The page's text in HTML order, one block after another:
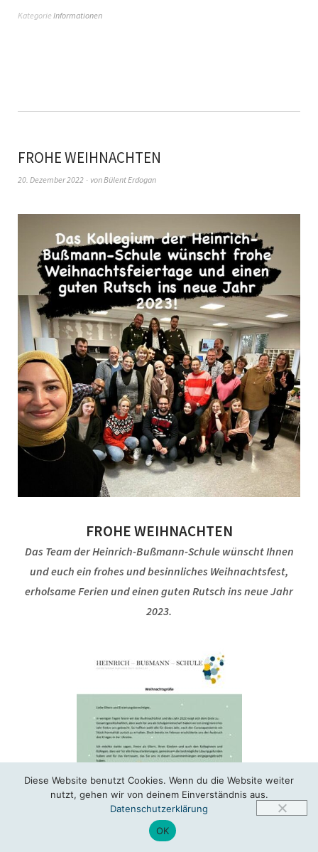
Kategorie Informationen
FROHE WEIHNACHTEN
20. Dezember 2022 vonBülent Erdogan
FROHE WEIHNACHTEN
Das Team der Heinrich-Bußmann-Schule wünscht Ihnen
und euch ein frohes und besinnliches Weihnachtsfest,
erholsame Ferien und einen guten Rutsch ins neue Jahr
2023.
Diese Website benutzt Cookies. Wenn du die Website weiter
nutzt, gehen wir von deinem Einverständnis aus.
Datenschutzerklärung
OK